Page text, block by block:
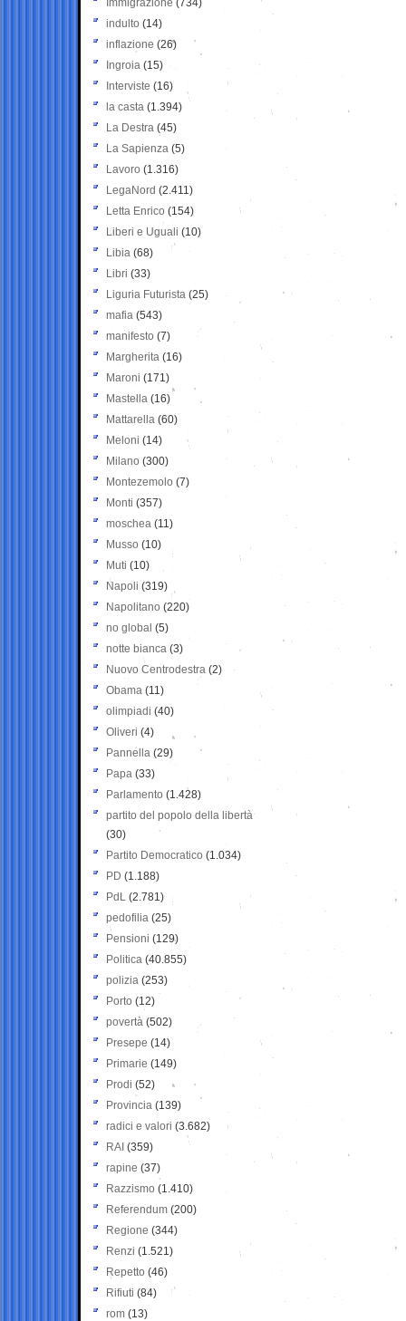
Immigrazione (734)
indulto (14)
inflazione (26)
Ingroia (15)
Interviste (16)
la casta (1.394)
La Destra (45)
La Sapienza (5)
Lavoro (1.316)
LegaNord (2.411)
Letta Enrico (154)
Liberi e Uguali (10)
Libia (68)
Libri (33)
Liguria Futurista (25)
mafia (543)
manifesto (7)
Margherita (16)
Maroni (171)
Mastella (16)
Mattarella (60)
Meloni (14)
Milano (300)
Montezemolo (7)
Monti (357)
moschea (11)
Musso (10)
Muti (10)
Napoli (319)
Napolitano (220)
no global (5)
notte bianca (3)
Nuovo Centrodestra (2)
Obama (11)
olimpiadi (40)
Oliveri (4)
Pannella (29)
Papa (33)
Parlamento (1.428)
partito del popolo della libertà
(30)
Partito Democratico (1.034)
PD (1.188)
PdL (2.781)
pedofilia (25)
Pensioni (129)
Politica (40.855)
polizia (253)
Porto (12)
povertà (502)
Presepe (14)
Primarie (149)
Prodi (52)
Provincia (139)
radici e valori (3.682)
RAI (359)
rapine (37)
Razzismo (1.410)
Referendum (200)
Regione (344)
Renzi (1.521)
Repetto (46)
Rifiuti (84)
rom (13)